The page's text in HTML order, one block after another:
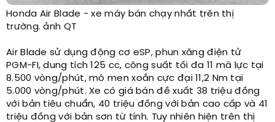
Honda Air Blade - xe máy bán chạy nhất trên thị
trường. ảnh QT​
Air Blade sử dụng động cơ eSP, phun xăng điện tử
PGM-FI, dung tích 125 cc, công suất tối đa 11 mã lực tại
8.500 vòng/phút, mô men xoắn cực đại 11,2 Nm tại
5.000 vòng/phút. Xe có giá bán đề xuất 38 triệu đồng
với bản tiêu chuẩn, 40 triệu đồng với bản cao cấp và 41
triệu đồng với bản sơn từ tính. Tuy nhiên hiện trên thị